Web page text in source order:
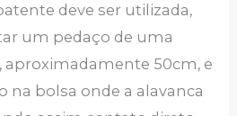
deve ser utilizada,
um pedaço de uma
50cm, e
na bolsa onde a alavanca